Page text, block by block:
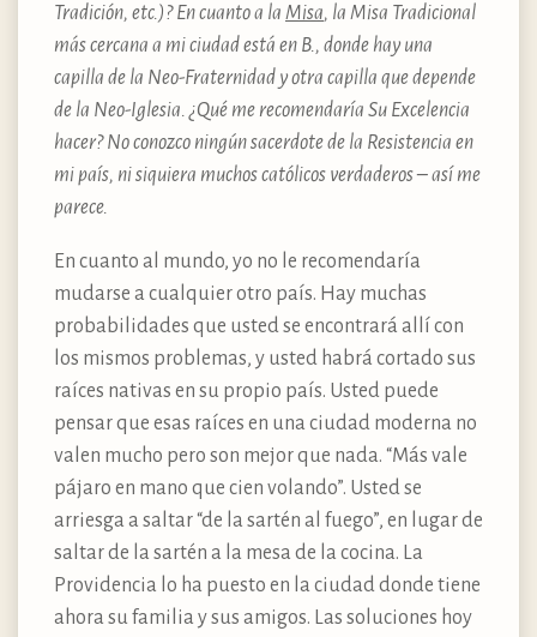
Tradición, etc.)? En cuanto a la Misa, la Misa Tradicional
más cercana a mi ciudad está en B., donde hay una
capilla de la Neo-Fraternidad y otra capilla que depende
de la Neo-Iglesia. ¿Qué me recomendaría Su Excelencia
hacer? No conozco ningún sacerdote de la Resistencia en
mi país, ni siquiera muchos católicos verdaderos – así me
parece.
En cuanto al mundo, yo no le recomendaría
mudarse a cualquier otro país. Hay muchas
probabilidades que usted se encontrará allí con
los mismos problemas, y usted habrá cortado sus
raíces nativas en su propio país. Usted puede
pensar que esas raíces en una ciudad moderna no
valen mucho pero son mejor que nada. “Más vale
pájaro en mano que cien volando”. Usted se
arriesga a saltar “de la sartén al fuego”, en lugar de
saltar de la sartén a la mesa de la cocina. La
Providencia lo ha puesto en la ciudad donde tiene
ahora su familia y sus amigos. Las soluciones hoy